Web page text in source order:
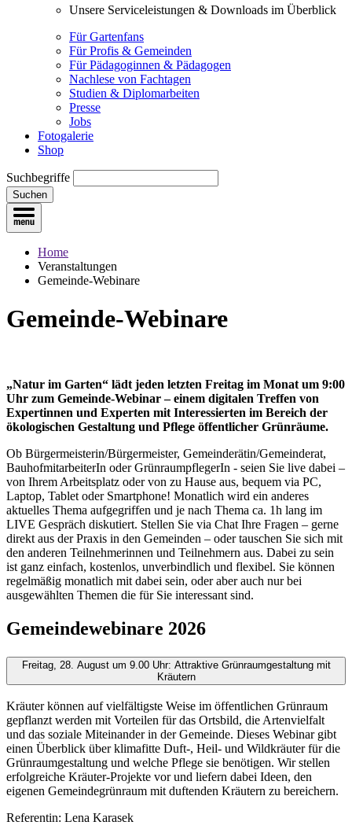
Unsere Serviceleistungen & Downloads im Überblick
Für Gartenfans
Für Profis & Gemeinden
Für Pädagoginnen & Pädagogen
Nachlese von Fachtagen
Studien & Diplomarbeiten
Presse
Jobs
Fotogalerie
Shop
Suchbegriffe
Suchen
Home
Veranstaltungen
Gemeinde-Webinare
Gemeinde-Webinare
„Natur im Garten“ lädt jeden letzten Freitag im Monat um 9:00
Uhr zum Gemeinde-Webinar – einem digitalen Treffen von
Expertinnen und Experten mit Interessierten im Bereich der
ökologischen Gestaltung und Pflege öffentlicher Grünräume.
Ob Bürgermeisterin/Bürgermeister, Gemeinderätin/Gemeinderat,
BauhofmitarbeiterIn oder GrünraumpflegerIn - seien Sie live dabei –
von Ihrem Arbeitsplatz oder von zu Hause aus, bequem via PC,
Laptop, Tablet oder Smartphone! Monatlich wird ein anderes
aktuelles Thema aufgegriffen und je nach Thema ca. 1h lang im
LIVE Gespräch diskutiert. Stellen Sie via Chat Ihre Fragen – gerne
direkt aus der Praxis in den Gemeinden – oder tauschen Sie sich mit
den anderen Teilnehmerinnen und Teilnehmern aus. Dabei zu sein
ist ganz einfach, kostenlos, unverbindlich und flexibel. Sie können
regelmäßig monatlich mit dabei sein, oder aber auch nur bei
ausgewählten Themen die für Sie interessant sind.
Gemeindewebinare 2026
Freitag, 28. August um 9.00 Uhr: Attraktive Grünraumgestaltung mit
Kräutern
Kräuter können auf vielfältigste Weise im öffentlichen Grünraum
gepflanzt werden mit Vorteilen für das Ortsbild, die Artenvielfalt
und das soziale Miteinander in der Gemeinde. Dieses Webinar gibt
einen Überblick über klimafitte Duft-, Heil- und Wildkräuter für die
Grünraumgestaltung und welche Pflege sie benötigen. Wir stellen
erfolgreiche Kräuter-Projekte vor und liefern dabei Ideen, den
eigenen Gemeindegrünraum mit duftenden Kräutern zu bereichern.
Referentin: Lena Karasek